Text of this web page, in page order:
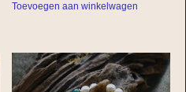
Toevoegen aan winkelwagen